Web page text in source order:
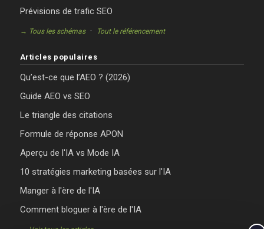
Prévisions de trafic SEO
→ Tous les schémas· Tout le référencement
Articles populaires
Qu’est-ce que l’AEO ? (2026)
Guide AEO vs SEO
Le triangle des citations
Formule de réponse APON
Aperçu de l'IA vs Mode IA
10 stratégies marketing basées sur l'IA
Manger à l'ère de l'IA
Comment bloguer à l'ère de l'IA